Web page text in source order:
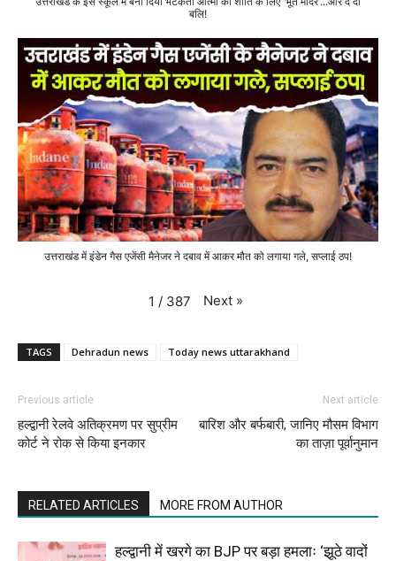
बलि!
उत्तराखंड में इंडेन गैस एजेंसी मैनेजर ने दबाव में आकर मौत को लगाया गले, सप्लाई ठप!
1 / 387 Next »
TAGS Dehradun news Today news uttarakhand
Previous article
हल्द्वानी रेलवे अतिक्रमण पर सुप्रीम
कोर्ट ने रोक से किया इनकार
Next article
बारिश और बर्फबारी, जानिए मौसम विभाग
का ताज़ा पूर्वानुमान
RELATED ARTICLES MORE FROM AUTHOR
हल्द्वानी में खरगे का BJP पर बड़ा हमलाः ‘झूठे वादों